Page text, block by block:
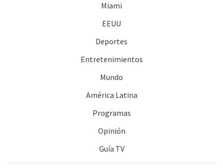
Miami
EEUU
Deportes
Entretenimientos
Mundo
América Latina
Programas
Opinión
Guía TV